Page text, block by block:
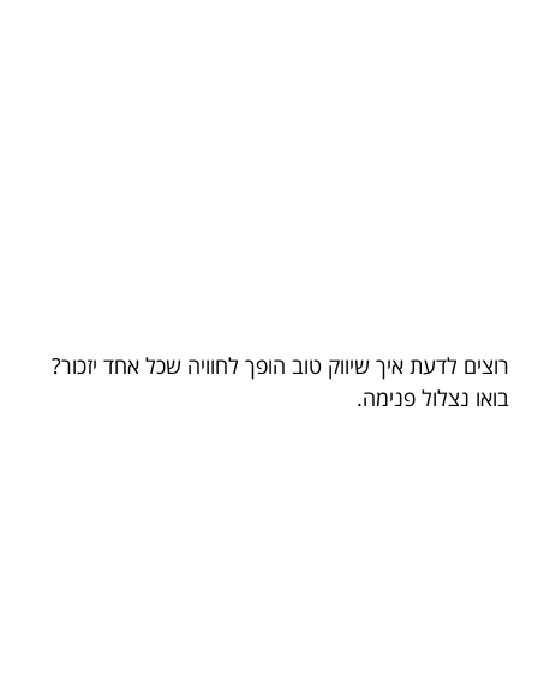
רוצים לדעת איך שיווק טוב הופך לחוויה שכל אחד יזכור?
בואו נצלול פנימה.